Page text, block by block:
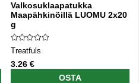
Valkosuklaapatukka
Maapähkinöillä LUOMU 2x20
g
Treatfuls
3.26 €
OSTA